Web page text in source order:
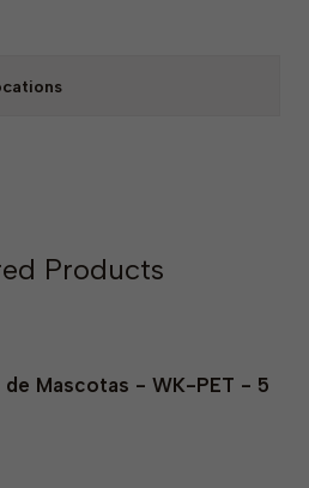
Products
de Mascotas - WK-PET - 5